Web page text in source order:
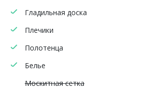
Гладильная доска
Плечики
Полотенца
Белье
Москитная сетка